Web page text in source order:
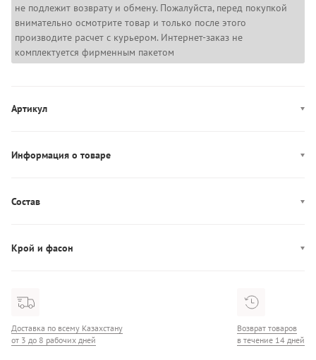
не подлежит возврату и обмену. Пожалуйста, перед покупкой
внимательно осмотрите товар и только после этого
производите расчет с курьером. Интернет-заказ не
комплектуется фирменным пакетом
Артикул
Информация о товаре
Производство: Индия
Состав
Крой и фасон
Доставка по всему Казахстану
от 3 до 8 рабочих дней
Возврат товаров
в течение 14 дней